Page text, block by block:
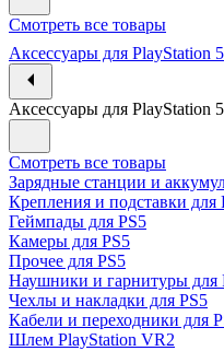
Смотреть все товары
Аксессуары для PlayStation 5
Аксессуары для PlayStation 5
Смотреть все товары
Зарядные станции и
Крепления и подставки для
Геймпады для PS5
Камеры для PS5
Прочее для PS5
Наушники и гарнитуры для
Чехлы и накладки для PS5
Кабели и переходники для
Шлем PlayStation VR2